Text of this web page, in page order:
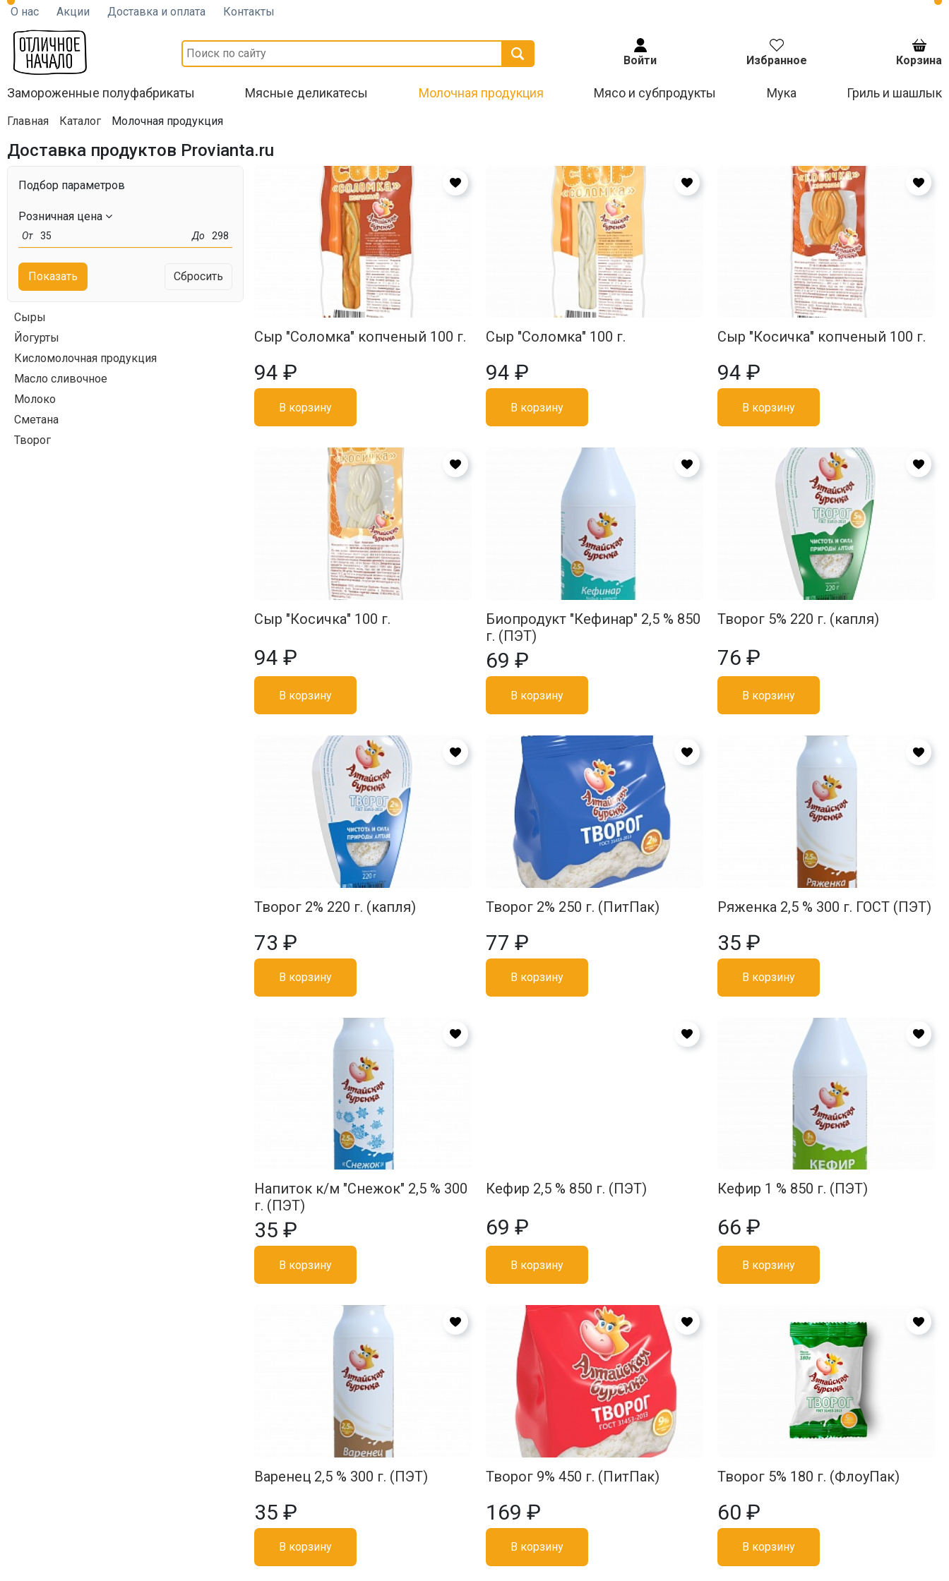
О нас Акции Доставка и оплата Контакты
Войти Избранное Корзина
Замороженные полуфабрикаты Мясные деликатесы Молочная продукция Мясо и субпродукты Мука Гриль и шашлык
Главная Каталог Молочная продукция
Доставка продуктов Provianta.ru
Подбор параметров
Розничная цена
От 35 До 298
Сыры
Йогурты
Кисломолочная продукция
Масло сливочное
Молоко
Сметана
Творог
Сыр "Соломка" копченый 100 г.
94 ₽
В корзину
Сыр "Соломка" 100 г.
94 ₽
В корзину
Сыр "Косичка" копченый 100 г.
94 ₽
В корзину
Сыр "Косичка" 100 г.
94 ₽
В корзину
Биопродукт "Кефинар" 2,5 % 850
г. (ПЭТ)
69 ₽
В корзину
Творог 5% 220 г. (капля)
76 ₽
В корзину
Творог 2% 220 г. (капля)
73 ₽
В корзину
Творог 2% 250 г. (ПитПак)
77 ₽
В корзину
Ряженка 2,5 % 300 г. ГОСТ (ПЭТ)
35 ₽
В корзину
Напиток к/м "Снежок" 2,5 % 300
г. (ПЭТ)
35 ₽
В корзину
Кефир 2,5 % 850 г. (ПЭТ)
69 ₽
В корзину
Кефир 1 % 850 г. (ПЭТ)
66 ₽
В корзину
Варенец 2,5 % 300 г. (ПЭТ)
35 ₽
В корзину
Творог 9% 450 г. (ПитПак)
169 ₽
В корзину
Творог 5% 180 г. (ФлоуПак)
60 ₽
В корзину